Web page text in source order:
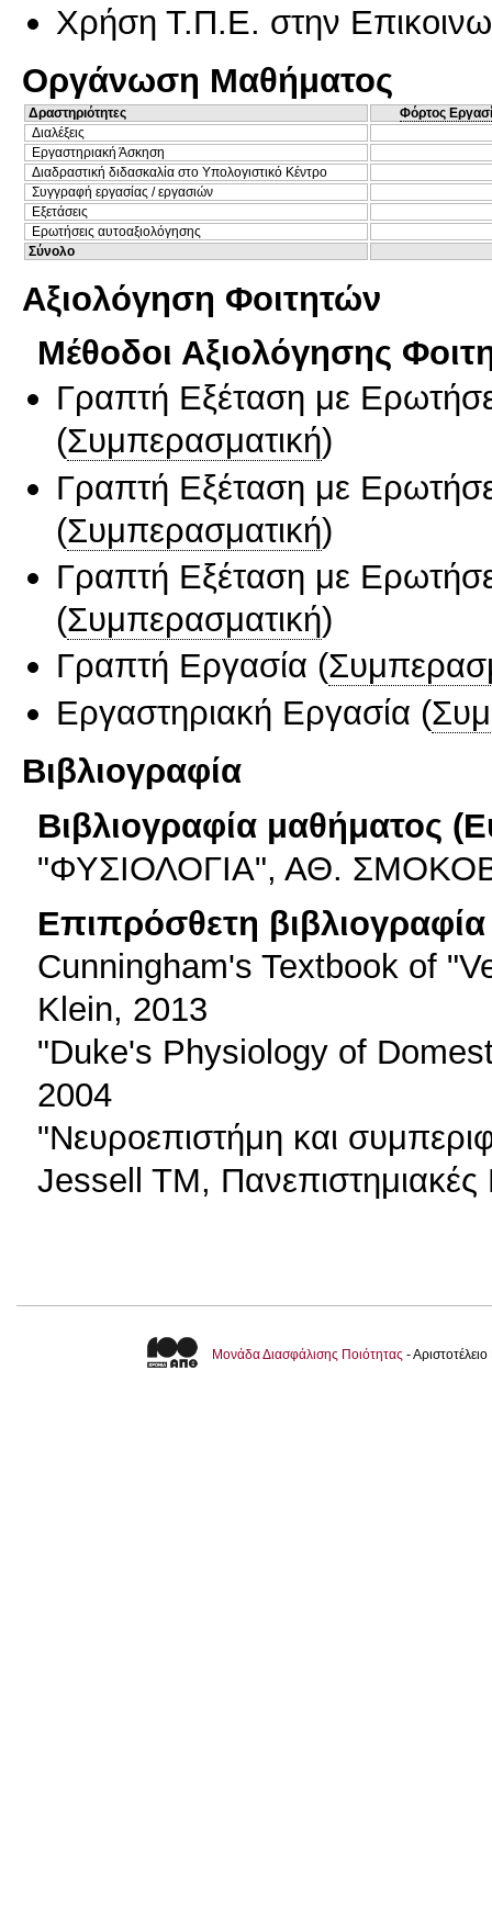
Χρήση Τ.Π.Ε. στην
Οργάνωση Μαθήματος
Δραστηριότητες
Φόρτος
Διαλέξεις
Εργαστηριακή Άσκηση
Διαδραστική διδασκαλία στο Υπολογιστικό Κέντρο
Συγγραφή εργασίας / εργασιών
Εξετάσεις
Ερωτήσεις αυτοαξιολόγησης
Σύνολο
Αξιολόγηση Φοιτητών
Μέθοδοι Αξιολόγησης
Γραπτή Εξέταση με
(Συμπερασματική)
Γραπτή Εξέταση με
(Συμπερασματική)
Γραπτή Εξέταση με
(Συμπερασματική)
Γραπτή Εργασία (
Εργαστηριακή Εργασία (
Βιβλιογραφία
Βιβλιογραφία μαθήματος
"ΦΥΣΙΟΛΟΓΙΑ", ΑΘ.
Επιπρόσθετη βιβλιογραφία
Cunningham's Textbook of
Klein, 2013
"Duke's Physiology of
2004
"Νευροεπιστήμη και
Jessell TM,
Μονάδα Διασφάλισης Ποιότητας -